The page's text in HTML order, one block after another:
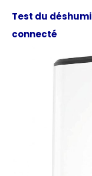
Test du
connecté